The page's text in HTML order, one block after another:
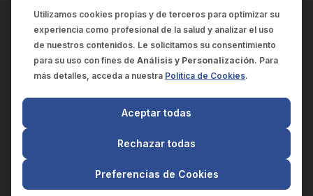
ENCUÉNTRANOS EN:
SCIENCELINK
SCILINK COMUNICACIÓN CIENTÍFICA SC
El contenido y la información de este sitio web es exclusivo
para profesionales de la salud.
Utilizamos cookies propias y de terceros para optimizar su
experiencia como profesional de la salud y analizar el uso
de nuestros contenidos. Le solicitamos su consentimiento
para su uso con fines de Análisis y Personalización. Para
más detalles, acceda a nuestra Política de Cookies.
Preferencias de Cookies
Rechazar todas
Aceptar todas